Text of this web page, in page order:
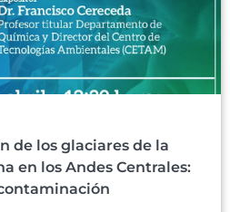
de los glaciares de la
en los Andes Centrales: